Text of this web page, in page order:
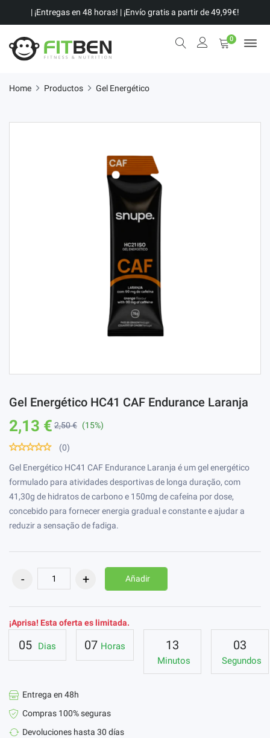
| ¡Entregas en 48 horas! | ¡Envío gratis a partir de 49,99€!
0
Home Productos Gel Energético
Gel Energético HC41 CAF Endurance Laranja
2,13 € 2,50 € (15%)
(0)
Gel Energético HC41 CAF Endurance Laranja é um gel energético
formulado para atividades desportivas de longa duração, com
41,30g de hidratos de carbono e 150mg de cafeína por dose,
concebido para fornecer energia gradual e constante e ajudar a
reduzir a sensação de fadiga.
Añadir
¡Aprisa! Esta oferta es limitada.
05 Dias 07 Horas 13
Minutos
02
Segundos
Entrega en 48h
Compras 100% seguras
Devoluciones hasta 30 días